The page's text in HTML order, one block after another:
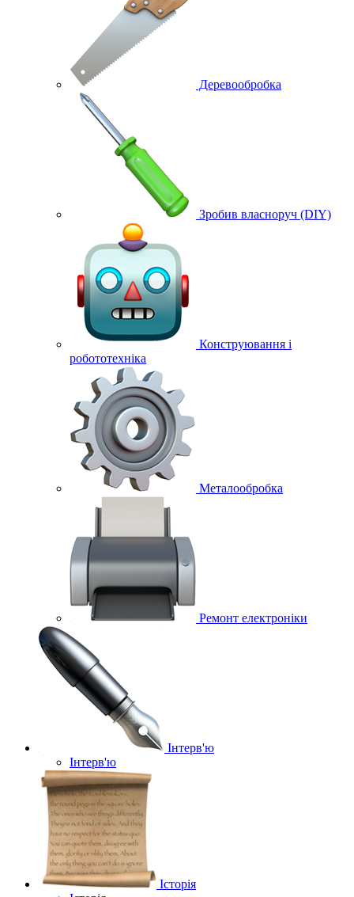
Деревообробка
Зробив власноруч (DIY)
Конструювання і
робототехніка
Металообробка
Ремонт електроніки
Інтерв'ю
Інтерв'ю
Історія